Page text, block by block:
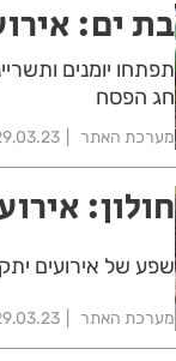
בת ים:
תפתחו יומנים
חג הפסח
מערכת האתר
חולון:
שפע של אירועים
מערכת האתר